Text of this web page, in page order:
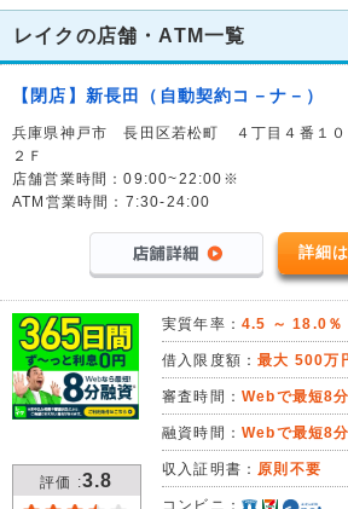
レイクの店舗・ATM一覧
【閉店】新長田（自動契約コ－ナ－）
兵庫県神戸市 長田区若松町 ４丁目４番１
２Ｆ
店舗営業時間：09:00~22:00※
ATM営業時間：7:30-24:00
詳細
評価 :3.8
実質年率： 4.5 ～ 18.0％
借入限度額：最大 500万
審査時間： Webで最短8
融資時間： Webで最短8
収入証明書： 原則不要